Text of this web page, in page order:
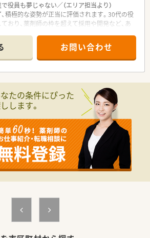
役員も夢じゃない／（エリア担当より）
積極的な姿勢が正当に評価されます。30代の役
おり、薬剤師の枠を超えて採用や開発など、あ
＊
状況について】
ら車で9分ほどの距離にある薬局で、マイカー通
2名体制で運営されており、一人ひとりの患者
合えます。
アにも店舗があります。そちらでも勤務可能
ます！
ル年収】
大限に考慮し、年収450万円から700万円の範
の給与を決定する納得の評価制度です。
されており、個人の頑張りや会社への貢献度
与へ反映される仕組みが整っています。
ィブが支給されることもある夢のある職場で
部が週単位で全社のシフトを作成しており、急
お問い合わせ
たの条件にぴった
します。